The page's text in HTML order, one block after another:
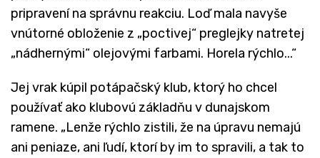
pripravení na správnu reakciu. Loď mala navyše
vnútorné obloženie z „poctivej“ preglejky natretej
„nádhernými“ olejovými farbami. Horela rýchlo...“
Jej vrak kúpil potápačský klub, ktorý ho chcel
používať ako klubovú základňu v dunajskom
ramene. „Lenže rýchlo zistili, že na úpravu nemajú
ani peniaze, ani ľudí, ktorí by im to spravili, a tak to